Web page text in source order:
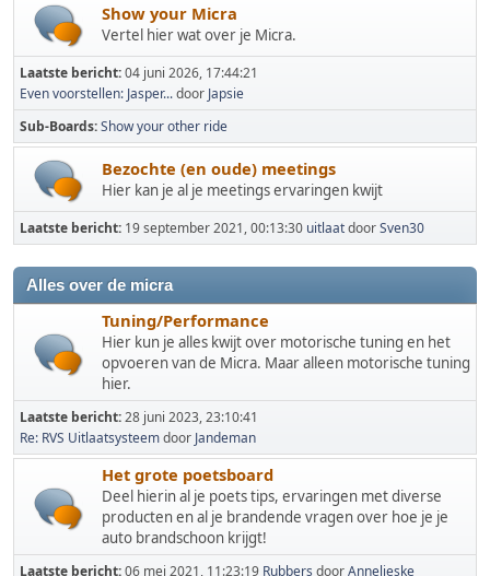
Show your Micra
Vertel hier wat over je Micra.
Laatste bericht:04 juni 2026, 17:44:21
Even voorstellen: Jasper...door Japsie
Sub-Boards Show your other ride
Bezochte (en oude) meetings
Hier kan je al je meetings ervaringen kwijt
Laatste bericht: 19 september 2021, 00:13:30 uitlaatdoorSven30
Alles over de micra
Tuning/Performance
Hier kun je alles kwijt over motorische tuning en het
opvoeren van de Micra. Maar alleen motorische tuning
hier.
Laatste bericht:28 juni 2023, 23:10:41
Re: RVS Uitlaatsysteemdoor Jandeman
Het grote poetsboard
Deel hierin al je poets tips, ervaringen met diverse
producten en al je brandende vragen over hoe je je
auto brandschoon krijgt!
Laatste bericht:06 mei 2021, 11:23:19 Rubbers doorAnnelieske